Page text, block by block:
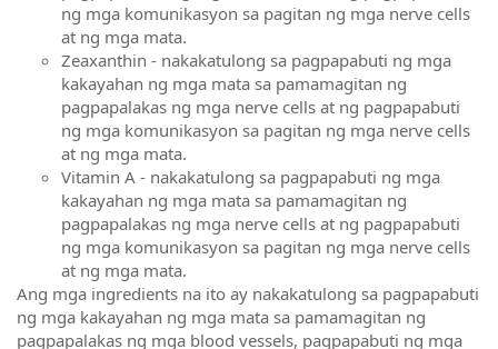
ng mga komunikasyon sa pagitan ng mga nerve cells
at ng mga mata.
Zeaxanthin - nakakatulong sa pagpapabuti ng mga
kakayahan ng mga mata sa pamamagitan ng
pagpapalakas ng mga nerve cells at ng pagpapabuti
ng mga komunikasyon sa pagitan ng mga nerve cells
at ng mga mata.
Vitamin A - nakakatulong sa pagpapabuti ng mga
kakayahan ng mga mata sa pamamagitan ng
pagpapalakas ng mga nerve cells at ng pagpapabuti
ng mga komunikasyon sa pagitan ng mga nerve cells
at ng mga mata.
Ang mga ingredients na ito ay nakakatulong sa pagpapabuti
ng mga kakayahan ng mga mata sa pamamagitan ng
pagpapalakas ng mga blood vessels, pagpapabuti ng mga